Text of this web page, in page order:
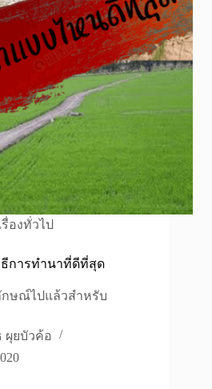
รื่องทั่วไป
การทำนาที่ดีที่สุด
กษณ์ไปแล้วสำหรับ
ผุยบัวค้อ